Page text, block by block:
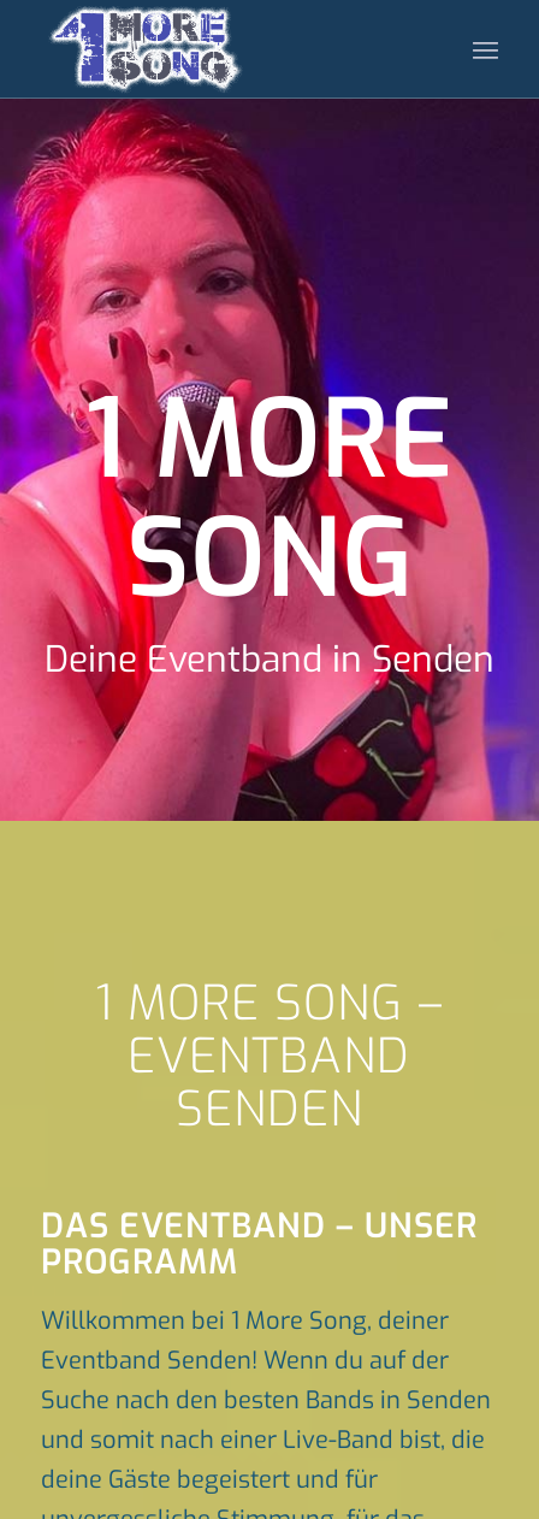
1 MORE
SONG
Deine Eventband in Senden
1 MORE SONG –
EVENTBAND
SENDEN
DAS EVENTBAND – UNSER
PROGRAMM
Willkommen bei 1 More Song, deiner
Eventband Senden! Wenn du auf der
Suche nach den besten Bands in Senden
und somit nach einer Live-Band bist, die
deine Gäste begeistert und für